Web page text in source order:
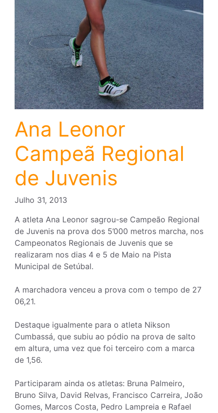
Ana Leonor
Campeã Regional
de Juvenis
Julho 31, 2013
A atleta Ana Leonor sagrou-se Campeão Regional
de Juvenis na prova dos 5’000 metros marcha, nos
Campeonatos Regionais de Juvenis que se
realizaram nos dias 4 e 5 de Maio na Pista
Municipal de Setúbal.
A marchadora venceu a prova com o tempo de 27
06,21.
Destaque igualmente para o atleta Nikson
Cumbassá, que subiu ao pódio na prova de salto
em altura, uma vez que foi terceiro com a marca
de 1,56.
Participaram ainda os atletas: Bruna Palmeiro,
Bruno Silva, David Relvas, Francisco Carreira, João
Gomes, Marcos Costa, Pedro Lampreia e Rafael